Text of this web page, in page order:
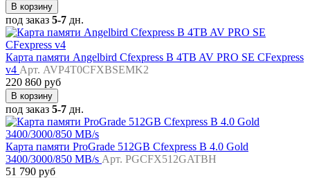
В корзину
под заказ 5-7 дн.
Карта памяти Angelbird Cfexpress B 4TB AV PRO SE CFexpress
v4 Арт. AVP4T0CFXBSEMK2
220 860 руб
В корзину
под заказ 5-7 дн.
Карта памяти ProGrade 512GB Cfexpress B 4.0 Gold
3400/3000/850 MB/s Арт. PGCFX512GATBH
51 790 руб